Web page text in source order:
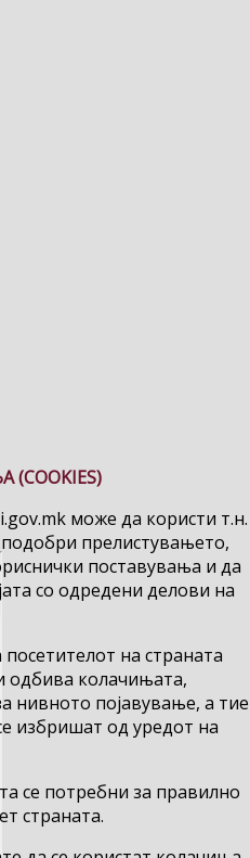
може да користи т.н.
прелистувањето,
поставувања и да
со одредени делови на
на страната
одбива колачињата,
нивното појавување, а тие
избришат од уредот на
се потребни за правилно
страната.